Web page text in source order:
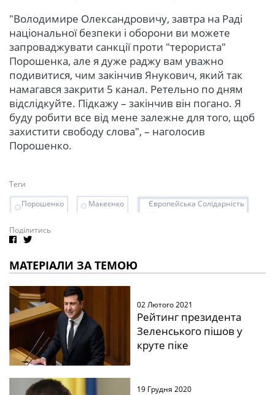
"Володимире Олександровичу, завтра на Раді
національної безпеки і оборони ви можете
запроваджувати санкції проти "терориста"
Порошенка, але я дуже раджу вам уважно
подивитися, чим закінчив Янукович, який так
намагався закрити 5 канал. Ретельно по дням
відслідкуйте. Підкажу – закінчив він погано. Я
буду робити все від мене залежне для того, щоб
захистити свободу слова", – наголосив
Порошенко.
Теги
Порошенко
Макеєнко Європейська Солідарність
Поділитись
МАТЕРІАЛИ ЗА ТЕМОЮ
02 Лютого 2021
Рейтинг президента
Зеленського пішов у
круте піке
19 Грудня 2020